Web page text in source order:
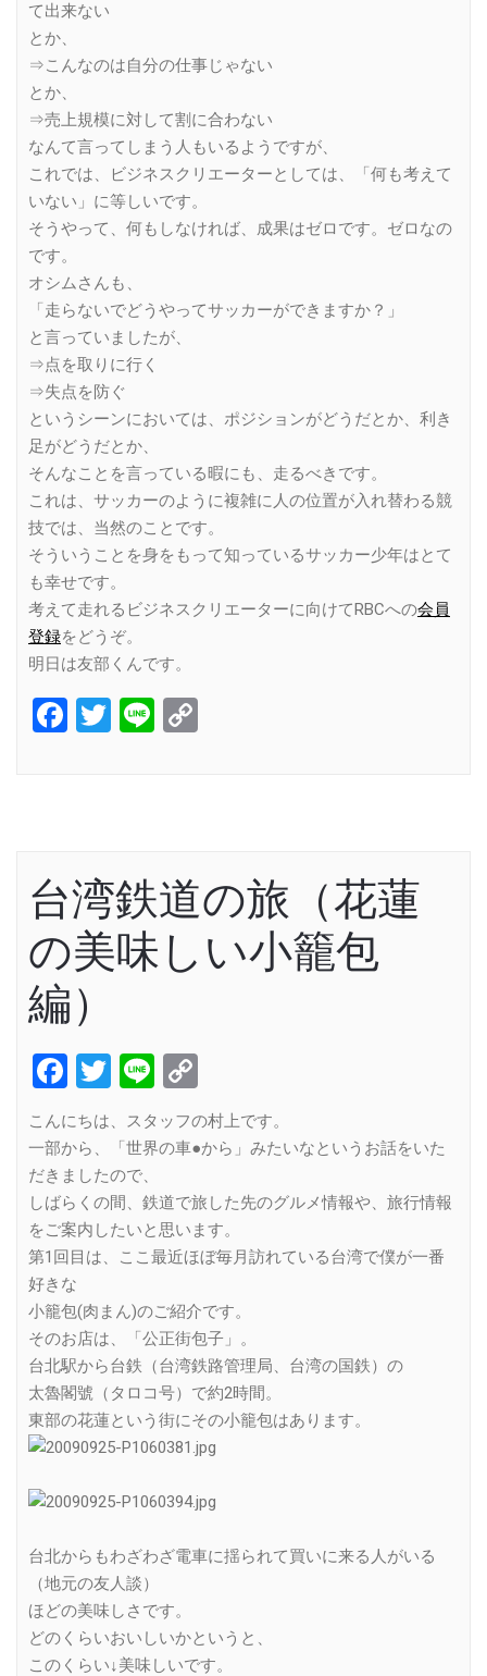
て出来ない
とか、
⇒こんなのは自分の仕事じゃない
とか、
⇒売上規模に対して割に合わない
なんて言ってしまう人もいるようですが、
これでは、ビジネスクリエーターとしては、「何も考えて
いない」に等しいです。
そうやって、何もしなければ、成果はゼロです。ゼロなの
です。
オシムさんも、
「走らないでどうやってサッカーができますか？」
と言っていましたが、
⇒点を取りに行く
⇒失点を防ぐ
というシーンにおいては、ポジションがどうだとか、利き
足がどうだとか、
そんなことを言っている暇にも、走るべきです。
これは、サッカーのように複雑に人の位置が入れ替わる競
技では、当然のことです。
そういうことを身をもって知っているサッカー少年はとて
も幸せです。
考えて走れるビジネスクリエーターに向けてRBCへの会員
登録をどうぞ。
明日は友部くんです。
Facebook
Twitter
Line
台湾鉄道の旅（花蓮
の美味しい小籠包
編）
Facebook
Twitter
Line
Link
こんにちは、スタッフの村上です。
一部から、「世界の車●から」みたいなというお話をいた
だきましたので、
しばらくの間、鉄道で旅した先のグルメ情報や、旅行情報
をご案内したいと思います。
第1回目は、ここ最近ほぼ毎月訪れている台湾で僕が一番
好きな
小籠包(肉まん)のご紹介です。
そのお店は、「公正街包子」。
台北駅から台鉄（台湾鉄路管理局、台湾の国鉄）の
太魯閣號（タロコ号）で約2時間。
東部の花蓮という街にその小籠包はあります。
台北からもわざわざ電車に揺られて買いに来る人がいる
（地元の友人談）
ほどの美味しさです。
どのくらいおいしいかというと、
このくらい↓美味しいです。